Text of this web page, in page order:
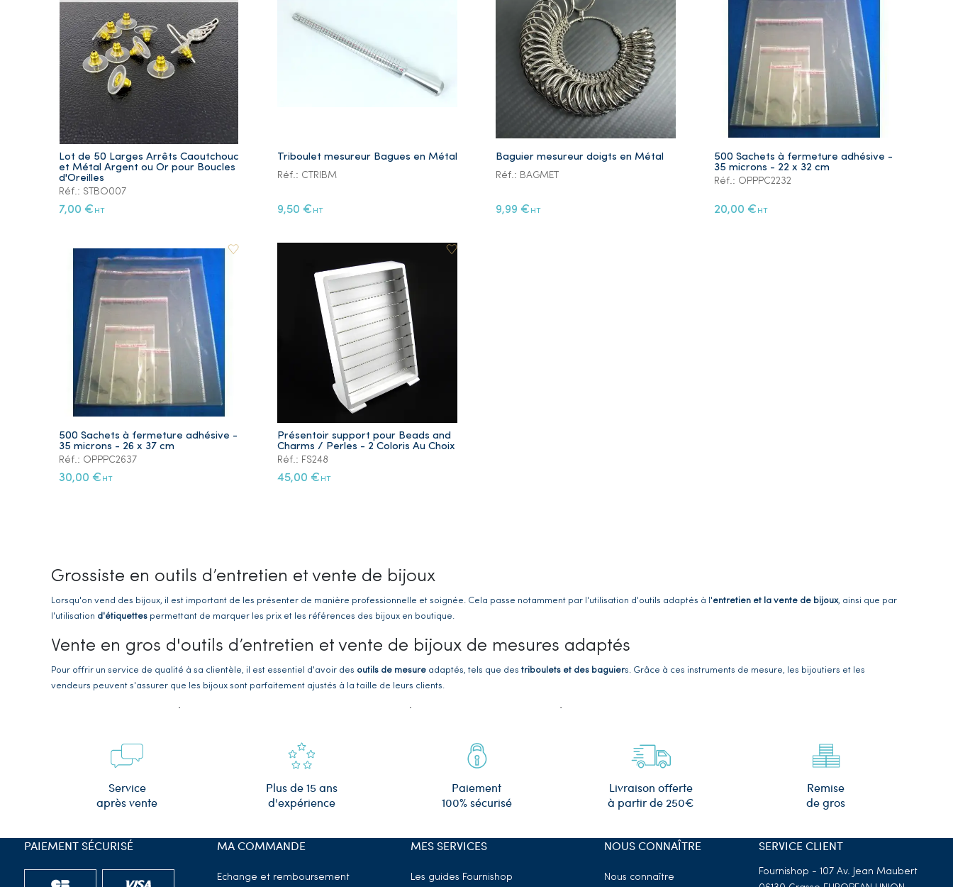
Lot de 50 Larges Arrêts Caoutchouc
et Métal Argent ou Or pour Boucles
d'Oreilles
Réf.: STBO007
7,00 € HT
Triboulet mesureur Bagues en Métal
Réf.: CTRIBM
9,50 € HT
Baguier mesureur doigts en Métal
Réf.: BAGMET
9,99 € HT
500 Sachets à fermeture adhésive -
35 microns - 22 x 32 cm
Réf.: OPPPC2232
20,00 € HT
500 Sachets à fermeture adhésive -
35 microns - 26 x 37 cm
Réf.: OPPPC2637
30,00 € HT
Présentoir support pour Beads and
Charms / Perles - 2 Coloris Au Choix
Réf.: FS248
45,00 € HT
Grossiste en outils d’entretien et vente de bijoux
Lorsqu'on vend des bijoux, il est important de les présenter de manière professionnelle et soignée. Cela passe notamment par l'utilisation d'outils adaptés à l'entretien et la vente de bijoux, ainsi que par
l'utilisation d'étiquettes permettant de marquer les prix et les références des bijoux en boutique.
Vente en gros d'outils d’entretien et vente de bijoux de mesures adaptés
Pour offrir un service de qualité à sa clientèle, il est essentiel d'avoir des outils de mesure adaptés, tels que des triboulets et des baguiers. Grâce à ces instruments de mesure, les bijoutiers et les
vendeurs peuvent s'assurer que les bijoux sont parfaitement ajustés à la taille de leurs clients.
s'adaptent à tous les types de bijoux. Nos
modèles d'étiquettes papier cartonné avec ficelles, en cubes pour vitrines ou plastifiées avec les mentions or, argent ou plaqué or.
Grossiste en gants de manipulation de bijoux pour bijoutiers et revendeurs
gants pour manipulation de bijoux sont très utiles pour éviter les traces de doigts sur les bijoux, qui peuvent altérer leur aspect. Ce sont aussi desOutils d’entretien et vente de bijoux. Nous proposons
Fournisseur de produits pour le nettoyage et le rangement des bijoux
Lenettoyage des bijoux est aussi essentiel pour leur entretien. Nous proposons différentes références dechamoisines lingettes spéciales bijoux produits nettoyants adaptés à tous
Service
après vente
Plus de 15 ans
d'expérience
Paiement
100% sécurisé
Livraison offerte
à partir de 250€
Remise
de gros
MA COMMANDE
Echange et remboursement
MES SERVICES
Les guides Fournishop
NOUS CONNAÎTRE
Nous connaître
SERVICE CLIENT
Fournishop - 107 Av. Jean Maubert
PAIEMENT SÉCURISÉ